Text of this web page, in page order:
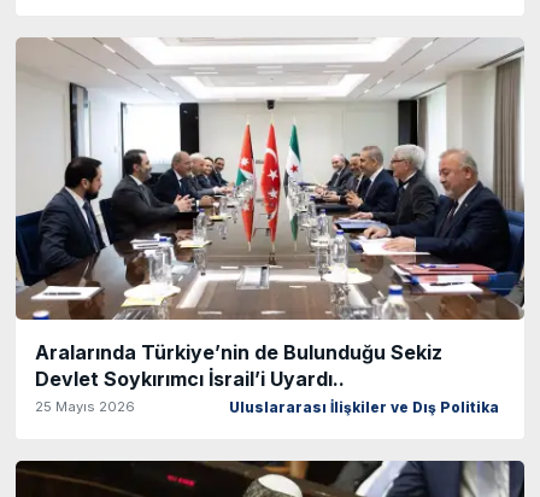
Aralarında Türkiye’nin de Bulunduğu Sekiz
Devlet Soykırımcı İsrail’i Uyardı..
25 Mayıs 2026 Uluslararası İlişkiler ve Dış Politika